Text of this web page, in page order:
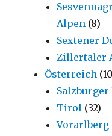
Alpen (8)
Sextener
Zillertaler
Österreich
Salzburger
Tirol (32)
Vorarlberg